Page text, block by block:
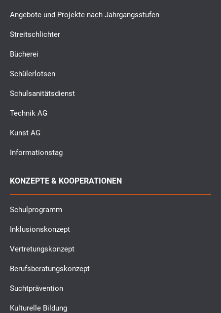
Angebote und Projekte nach Jahrgangsstufen
Streitschlichter
Bücherei
Schülerlotsen
Schulsanitätsdienst
Technik AG
Kunst AG
Informationstag
KONZEPTE & KOOPERATIONEN
Schulprogramm
Inklusionskonzept
Vertretungskonzept
Berufsberatungskonzept
Suchtprävention
Kulturelle Bildung